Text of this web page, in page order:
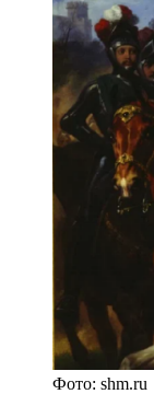
Фото: shm.ru